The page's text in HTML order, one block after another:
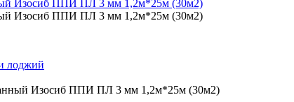
лоджий
Изосиб ППИ ПЛ 3 мм 1,2м*25м (30м2)